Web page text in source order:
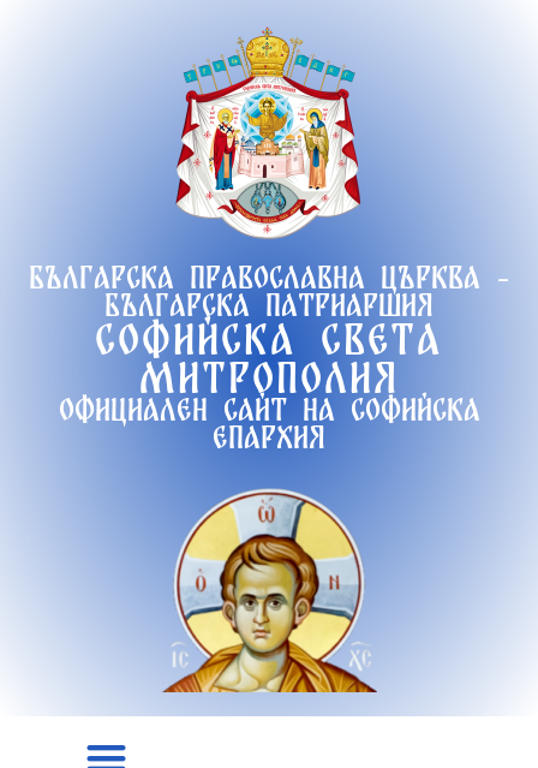
Българска православна църква -
Българска патриаршия
Софийска света
митрополия
Официален сайт на софийска
епархия